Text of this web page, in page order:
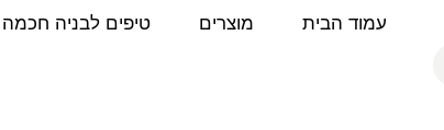
עמוד הבית מוצרים טיפים לבניה חכמה